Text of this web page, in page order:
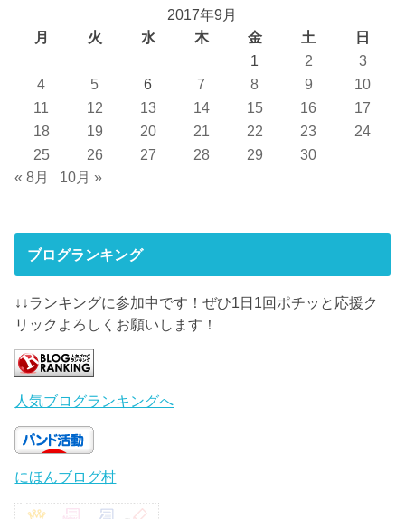
2017年9月
月
火 水 木 金 土
日
1
2
3
4
5 6 7 8 9
10
11
12 13 14 15 16
17
18
19 20 21 22 23
24
25
26 27 28 29
30
« 8月
10月 »
ブログランキング
↓↓ランキングに参加中です！ぜひ1日1回ポチッと応援ク
リックよろしくお願いします！
人気ブログランキングへ
にほんブログ村